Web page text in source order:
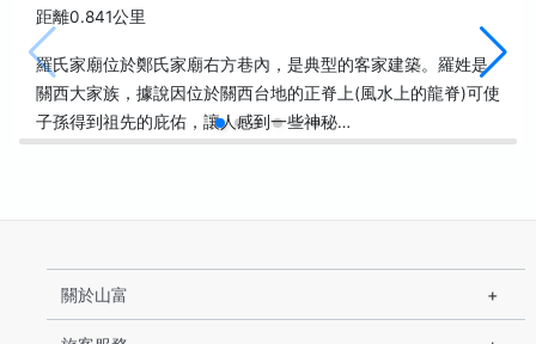
距離0.841公里
羅氏家廟位於鄭氏家廟右方巷內，是典型的客家建築。羅姓是
關西大家族，據說因位於關西台地的正脊上(風水上的龍脊)可使
子孫得到祖先的庇佑，讓人感到一些神秘…
關於山富